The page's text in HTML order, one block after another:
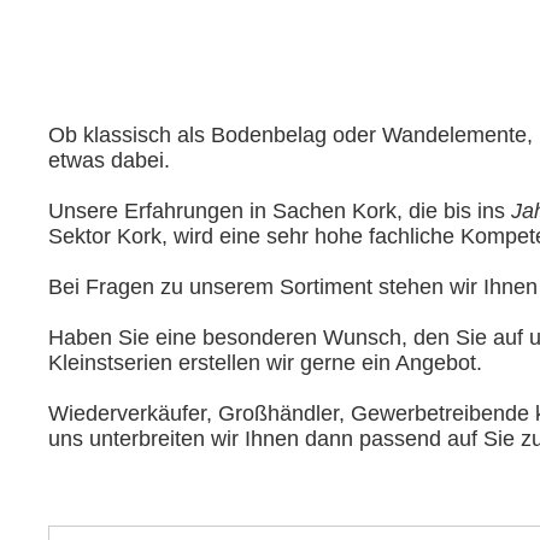
Ob klassisch als Bodenbelag oder
etwas dabei.
Unsere Erfahrungen in Sachen Kork, die bis ins
Sektor Kork, wird eine sehr hohe fachliche
Bei Fragen zu unserem Sortiment stehen wir
Haben Sie eine besonderen Wunsch, den Sie auf
Kleinstserien erstellen wir gerne ein Angebot.
Wiederverkäufer, Großhändler,
uns unterbreiten wir Ihnen dann passend auf Sie